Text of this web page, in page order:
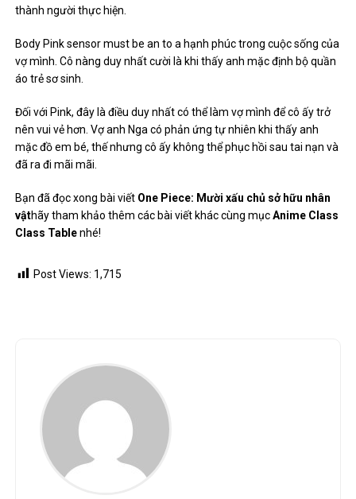
thành người thực hiện.
Body Pink sensor must be an to a hạnh phúc trong cuộc sống của
vợ mình. Cô nàng duy nhất cười là khi thấy anh mặc định bộ quần
áo trẻ sơ sinh.
Đối với Pink, đây là điều duy nhất có thể làm vợ mình để cô ấy trở
nên vui vẻ hơn. Vợ anh Nga có phản ứng tự nhiên khi thấy anh
mặc đồ em bé, thế nhưng cô ấy không thể phục hồi sau tai nạn và
đã ra đi mãi mãi.
Bạn đã đọc xong bài viết One Piece: Mười xấu chủ sở hữu nhân
vậthãy tham khảo thêm các bài viết khác cùng mụcAnime Class
Class Tablenhé!
Post Views: 1,715